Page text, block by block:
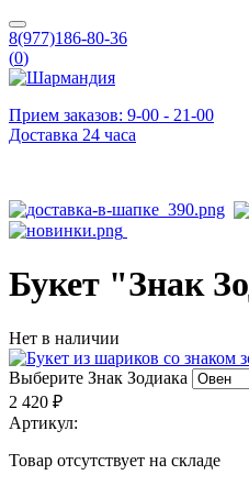
8(977)186-80-36
(0)
Прием заказов: 9-00 - 21-00
Доставка 24 часа
Букет "Знак
Нет в наличии
Выберите Знак Зодиака
2 420 ₽
Артикул:
Товар отсутствует на складе